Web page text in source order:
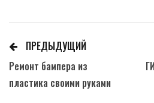
ПРЕДЫДУЩИЙ
Ремонт бампера из
пластика своими руками